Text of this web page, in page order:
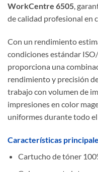
WorkCentre 6505,
de calidad profesional en
Con un rendimiento
condiciones estándar
proporciona una
rendimiento y precisión
trabajo con volumen de
impresiones en color
uniformes durante todo
Características
Cartucho de tóner